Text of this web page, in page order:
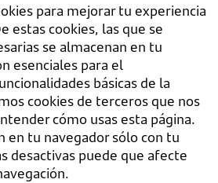
para mejorar tu experiencia
estas cookies, las que se
se almacenan en tu
esenciales para el
básicas de la
cookies de terceros que nos
cómo usas esta página.
en tu navegador sólo con tu
desactivas puede que afecte